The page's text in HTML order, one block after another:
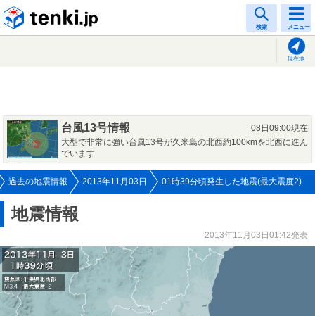
検索 メニュー
現在地
台風13号情報
08日09:00現在
大型で非常に強い台風13号が久米島の北西約100kmを北西に進ん
でいます
過去の地震情報 2013年11月03日 01時39分頃発生した地震(最大震度2)
地震情報
2013年11月03日01:42発表